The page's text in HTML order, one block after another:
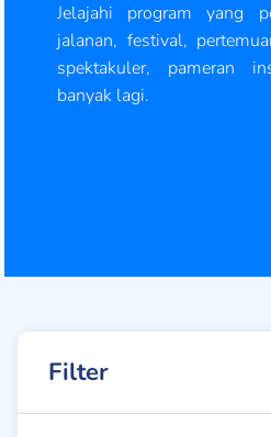
Jelajahi program yang
jalanan, festival,
spektakuler, pameran
banyak lagi.
Filter